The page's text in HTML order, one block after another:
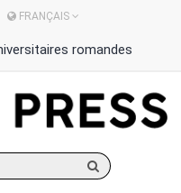
FRANÇAIS
romandes